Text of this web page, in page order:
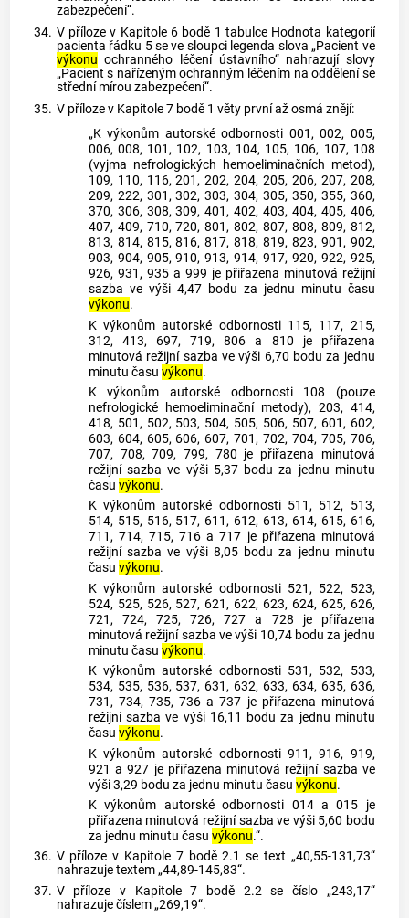
zabezpečení“.
34. V příloze v Kapitole 6 bodě 1 tabulce Hodnota kategorií
pacienta řádku 5 se ve sloupci legenda slova „Pacient ve
výkonu ochranného léčení ústavního“ nahrazují slovy
„Pacient s nařízeným ochranným léčením na oddělení se
střední mírou zabezpečení“.
35. V příloze v Kapitole 7 bodě 1 věty první až osmá znějí:
„K výkonům autorské odbornosti 001, 002, 005,
006, 008, 101, 102, 103, 104, 105, 106, 107, 108
(vyjma nefrologických hemoeliminačních metod),
109, 110, 116, 201, 202, 204, 205, 206, 207, 208,
209, 222, 301, 302, 303, 304, 305, 350, 355, 360,
370, 306, 308, 309, 401, 402, 403, 404, 405, 406,
407, 409, 710, 720, 801, 802, 807, 808, 809, 812,
813, 814, 815, 816, 817, 818, 819, 823, 901, 902,
903, 904, 905, 910, 913, 914, 917, 920, 922, 925,
926, 931, 935 a 999 je přiřazena minutová režijní
sazba ve výši 4,47 bodu za jednu minutu času
výkonu.
K výkonům autorské odbornosti 115, 117, 215,
312, 413, 697, 719, 806 a 810 je přiřazena
minutová režijní sazba ve výši 6,70 bodu za jednu
minutu času výkonu.
K výkonům autorské odbornosti 108 (pouze
nefrologické hemoeliminační metody), 203, 414,
418, 501, 502, 503, 504, 505, 506, 507, 601, 602,
603, 604, 605, 606, 607, 701, 702, 704, 705, 706,
707, 708, 709, 799, 780 je přiřazena minutová
režijní sazba ve výši 5,37 bodu za jednu minutu
času výkonu.
K výkonům autorské odbornosti 511, 512, 513,
514, 515, 516, 517, 611, 612, 613, 614, 615, 616,
711, 714, 715, 716 a 717 je přiřazena minutová
režijní sazba ve výši 8,05 bodu za jednu minutu
času výkonu.
K výkonům autorské odbornosti 521, 522, 523,
524, 525, 526, 527, 621, 622, 623, 624, 625, 626,
721, 724, 725, 726, 727 a 728 je přiřazena
minutová režijní sazba ve výši 10,74 bodu za jednu
minutu času výkonu.
K výkonům autorské odbornosti 531, 532, 533,
534, 535, 536, 537, 631, 632, 633, 634, 635, 636,
731, 734, 735, 736 a 737 je přiřazena minutová
režijní sazba ve výši 16,11 bodu za jednu minutu
času výkonu.
K výkonům autorské odbornosti 911, 916, 919,
921 a 927 je přiřazena minutová režijní sazba ve
výši 3,29 bodu za jednu minutu času výkonu.
K výkonům autorské odbornosti 014 a 015 je
přiřazena minutová režijní sazba ve výši 5,60 bodu
za jednu minutu času výkonu.“.
36. V příloze v Kapitole 7 bodě 2.1 se text „40,55-131,73“
nahrazuje textem „44,89-145,83“.
37. V příloze v Kapitole 7 bodě 2.2 se číslo „243,17“
nahrazuje číslem „269,19“.